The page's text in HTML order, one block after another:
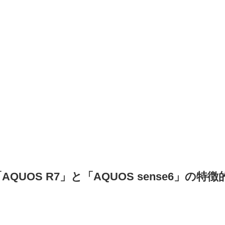
R7」と「AQUOS sense6」の特徴